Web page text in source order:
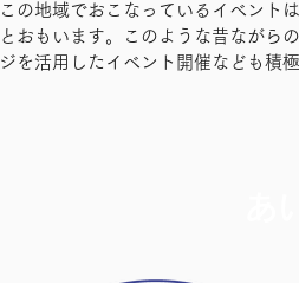
この地域でおこなっているイベント
とおもいます。このような昔ながら
ジを活用したイベント開催なども積